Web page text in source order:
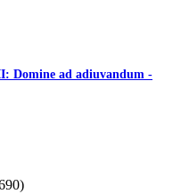
Domine ad adiuvandum -